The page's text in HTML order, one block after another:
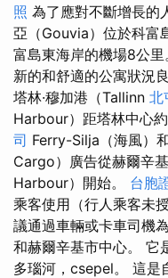
照 為了應對不斷增長的
亞（Gouvia）位於科富
富島東海岸的機場8公里
新的和舒適的公寓狀況
塔林·穆加港（Tallinn 北
Harbour）距塔林中心
司 Ferry-Silja（海風）
Cargo）廣告從赫爾辛
Harbour）開始。 台胞
乘客使用（行人乘客未
議通過車輛或卡車司機
和赫爾辛基市中心。 它
多瑙河，csepel。 這是